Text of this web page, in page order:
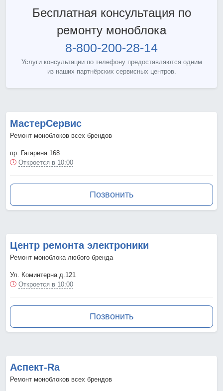
Бесплатная консультация по
ремонту моноблока
8-800-200-28-14
Услуги консультации по телефону предоставляются одним
из наших партнёрских сервисных центров.
МастерСервис
Ремонт моноблоков всех брендов
пр. Гагарина 168
Откроется в 10:00
Позвонить
Центр ремонта электроники
Ремонт моноблока любого бренда
Ул. Коминтерна д.121
Откроется в 10:00
Позвонить
Аспект-Ra
Ремонт моноблоков всех брендов